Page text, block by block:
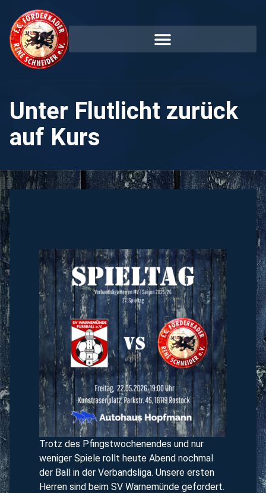
Unter Flutlicht zurück
auf Kurs
Trotz des Pfingstwochenendes und nur
weniger Spiele rollt heute Abend nochmal
der Ball in der Verbandsliga. Unsere ersten
Herren sind beim SV Warnemünde gefordert.